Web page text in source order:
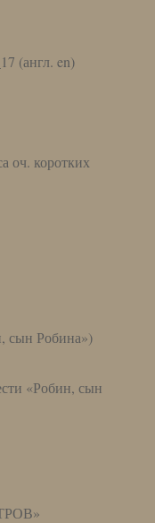
(англ. en)
коротких
сын Робина»)
«Робин, сын